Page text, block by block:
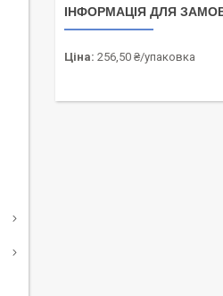
ІНФОРМАЦІЯ ДЛЯ
Ціна: 256,50 ₴/упаковка